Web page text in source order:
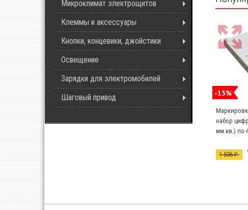
Микроклимат электрощитов
Клеммы и аксессуары
Кнопки, концевики, джойстики
Освещение
Зарядки для электромобилей
Шаговый привод
-15%
набор
мм.кв.) по
1 536 ₽